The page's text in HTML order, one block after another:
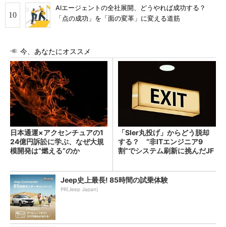
AIエージェントの全社展開、どうやれば成功する？
「点の成功」を「面の変革」に変える道筋
今、あなたにオススメ
日本通運×アクセンチュアの1
24億円訴訟に学ぶ、なぜ大規
模開発は“燃える”のか
「SIer丸投げ」からどう脱却
する？ “非ITエンジニア9
割”でシステム刷新に挑んだJF
Jeep史上最長! 85時間の試乗体験
PR(Jeep Japan)